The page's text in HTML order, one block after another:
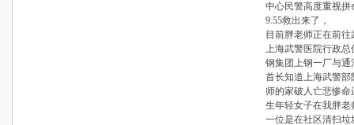
中心民警高度重视
9.55救出来了，
目前胖老师正在前
上海武警医院行政
钢集团上钢一厂与
首长知道上海武警
师的家破人亡悲惨
生年轻女子在我胖
一位是在社区清扫